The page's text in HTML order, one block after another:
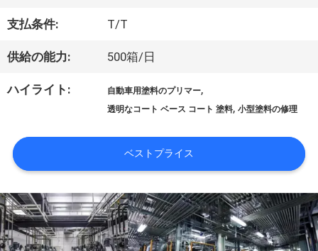
会
社
案
質
支払条件: T/T
供給の能力: 500箱/日
ハイライト: 自動車用塗料のプリマー,
透明なコート ベース コート 塗料,小型塗料の修理
ベストプライス